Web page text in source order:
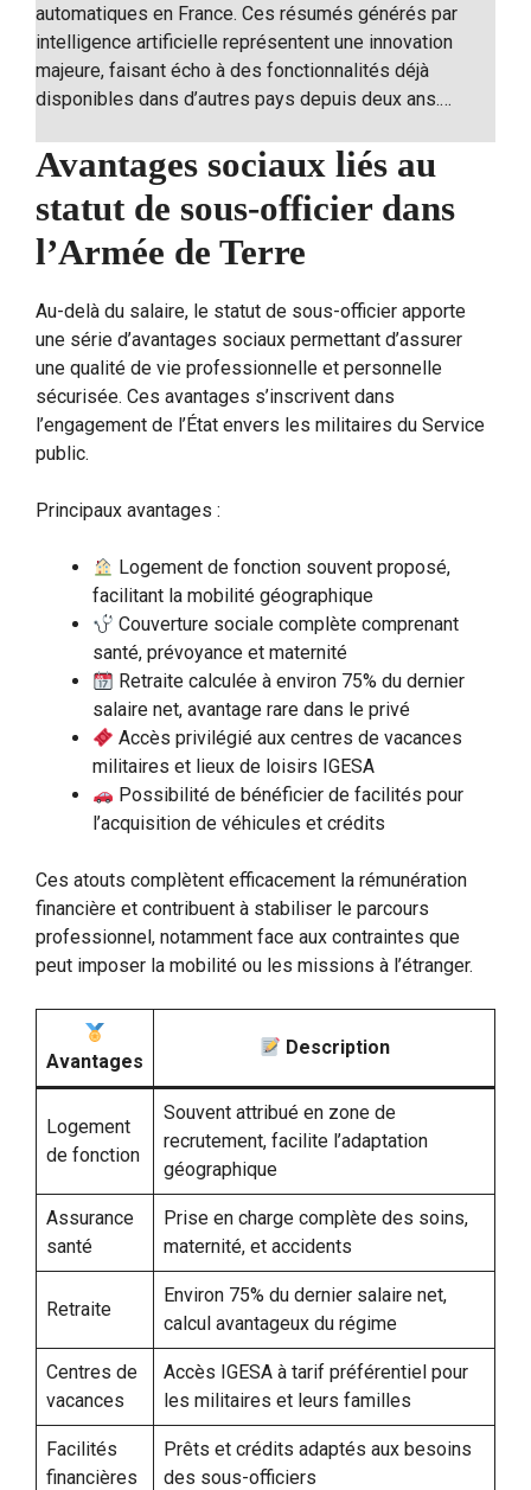
automatiques en France. Ces résumés générés par
intelligence artificielle représentent une innovation
majeure, faisant écho à des fonctionnalités déjà
disponibles dans d’autres pays depuis deux ans.…
Avantages sociaux liés au
statut de sous-officier dans
l’Armée de Terre
Au-delà du salaire, le statut de sous-officier apporte
une série d’avantages sociaux permettant d’assurer
une qualité de vie professionnelle et personnelle
sécurisée. Ces avantages s’inscrivent dans
l’engagement de l’État envers les militaires du Service
public.
Principaux avantages :
Logement de fonction souvent proposé,
facilitant la mobilité géographique
Couverture sociale complète comprenant
santé, prévoyance et maternité
Retraite calculée à environ 75% du dernier
salaire net, avantage rare dans le privé
Accès privilégié aux centres de vacances
militaires et lieux de loisirs IGESA
Possibilité de bénéficier de facilités pour
l’acquisition de véhicules et crédits
Ces atouts complètent efficacement la rémunération
financière et contribuent à stabiliser le parcours
professionnel, notamment face aux contraintes que
peut imposer la mobilité ou les missions à l’étranger.
Avantages
Description
Logement
de fonction
Souvent attribué en zone de
recrutement, facilite l’adaptation
géographique
Assurance
santé
Prise en charge complète des soins,
maternité, et accidents
Retraite
Environ 75% du dernier salaire net,
calcul avantageux du régime
Centres de
vacances
Accès IGESA à tarif préférentiel pour
les militaires et leurs familles
Facilités
financières
Prêts et crédits adaptés aux besoins
des sous-officiers